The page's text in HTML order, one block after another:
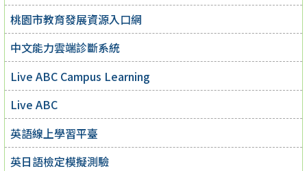
桃園市教育發展資源入口網
中文能力雲端診斷系統
Live ABC Campus Learning
Live ABC
英語線上學習平臺
英日語檢定模擬測驗